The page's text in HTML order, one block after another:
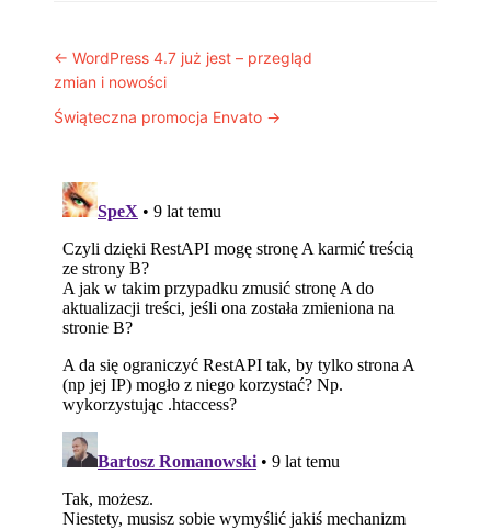
Post navigation
← WordPress 4.7 już jest – przegląd
zmian i nowości
Świąteczna promocja Envato →